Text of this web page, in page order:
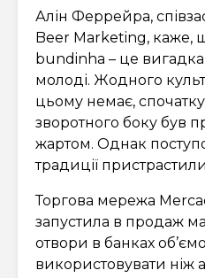
Алін Феррейра,
Beer Marketing, каже,
bundinha – це вигадка
молоді. Жодного
цьому немає,
зворотного боку був
жартом. Однак
традиції
Торгова мережа
запустила в продаж
отвори в банках
використовувати ніж